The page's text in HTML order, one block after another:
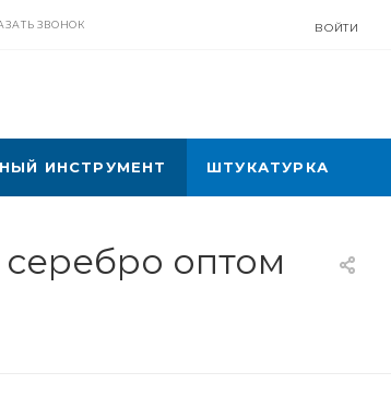
ЗВОНОК ВОЙТИ
ИНСТРУМЕНТ ШТУКАТУРКА
оптом